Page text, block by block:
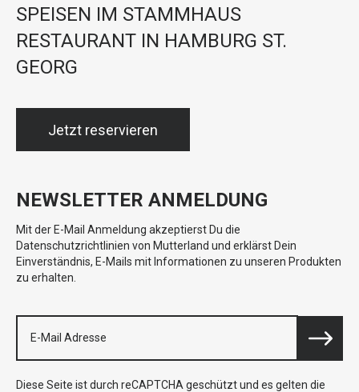
SPEISEN IM STAMMHAUS
RESTAURANT IN HAMBURG ST.
GEORG
Jetzt reservieren
NEWSLETTER ANMELDUNG
Mit der E-Mail Anmeldung akzeptierst Du die
Datenschutzrichtlinien von Mutterland und erklärst Dein
Einverständnis, E-Mails mit Informationen zu unseren Produkten
zu erhalten.
Diese Seite ist durch reCAPTCHA geschützt und es gelten die